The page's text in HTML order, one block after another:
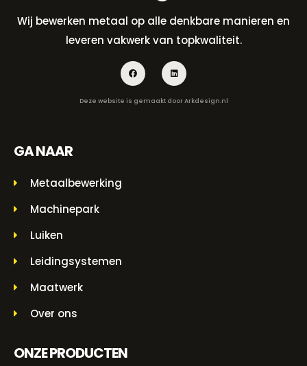
Wij bewerken metaal op alle denkbare manieren en
leveren vakwerk van topkwaliteit.
Deze website is gemaakt doorArkdesign.nl
GA NAAR
Metaalbewerking
Machinepark
Luiken
Leidingsystemen
Maatwerk
Over ons
ONZE PRODUCTEN